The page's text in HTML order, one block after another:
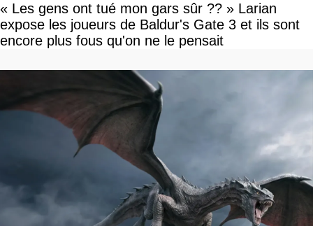
« Les gens ont tué mon gars sûr ?? » Larian
expose les joueurs de Baldur's Gate 3 et ils sont
encore plus fous qu'on ne le pensait